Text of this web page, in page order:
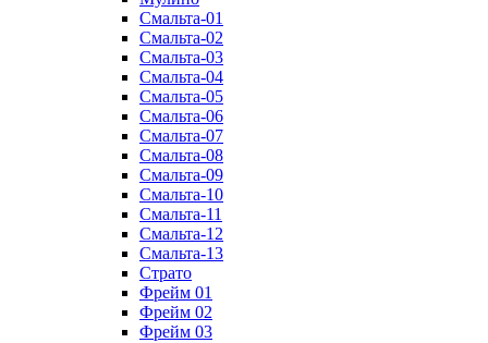
Смальта-01
Смальта-02
Смальта-03
Смальта-04
Смальта-05
Смальта-06
Смальта-07
Смальта-08
Смальта-09
Смальта-10
Смальта-11
Смальта-12
Смальта-13
Страто
Фрейм 01
Фрейм 02
Фрейм 03